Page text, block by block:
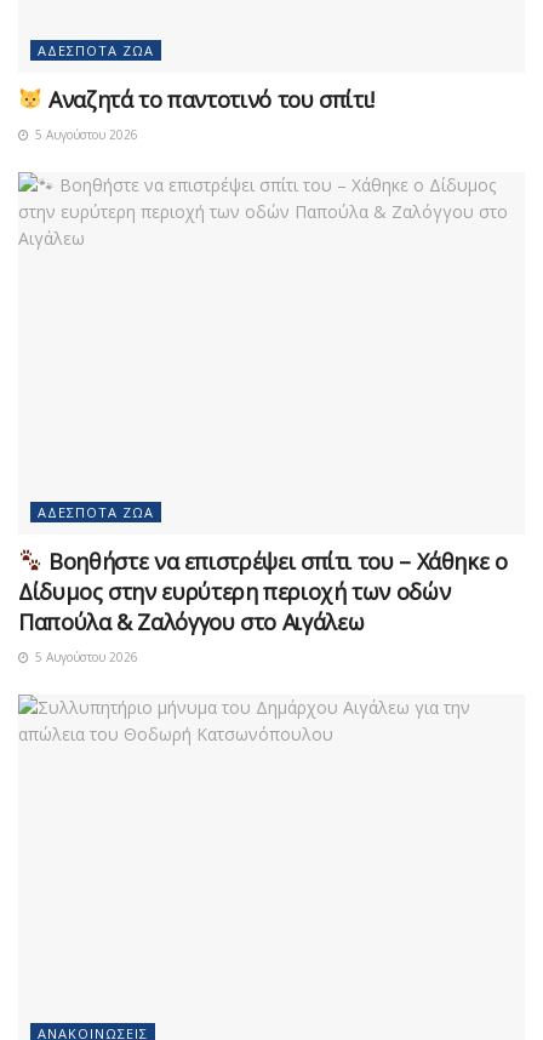
ΑΔΈΣΠΟΤΑ ΖΏΑ
Αναζητά το παντοτινό του σπίτι!
5 Αυγούστου 2026
ΑΔΈΣΠΟΤΑ ΖΏΑ
Βοηθήστε να επιστρέψει σπίτι του – Χάθηκε ο
Δίδυμος στην ευρύτερη περιοχή των οδών
Παπούλα & Ζαλόγγου στο Αιγάλεω
5 Αυγούστου 2026
ΑΝΑΚΟΙΝΏΣΕΙΣ